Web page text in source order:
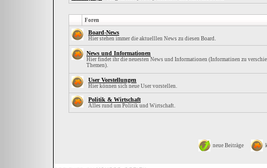
Foren
Board-News
Hier stehen immer die aktuelllen News zu diesen Board.
News und Informationen
Hier findet ihr die neuesten News und Informationen (Informatinen zu
Themen).
User Vorstellungen
Hier können sich neue User vorstellen.
Politik & Wirtschaft
Alles rund um Politik und Wirtschaft.
neue Beiträge